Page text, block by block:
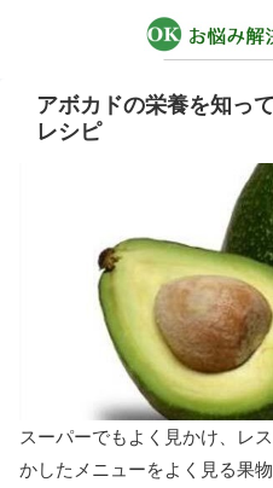
アボカドの栄養を知っ
レシピ
スーパーでもよく見かけ、レ
かしたメニューをよく見る果